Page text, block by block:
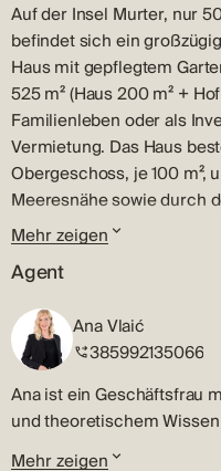
Auf der Insel Murter, nur
befindet sich ein
Haus mit gepflegtem
525 m² (Haus 200 m² +
Familienleben oder als
Vermietung. Das Haus
Obergeschoss, je 100 m²,
Meeresnähe sowie durch
Meerblick von der oberen
sich ein Flur, der zu drei
Badezimmer, einem
geräumigen Küche mit
Der Wohnbereich öffnet
dem aus man auf eine
perfekter Ort zur
Sommertagen. Im
Apartments mit jeweils 50
Ess- und Wohnzimmer,
Mehr zeigen
Agent
Ana Vlaić
385992135066
Ana ist ein Geschäftsfrau
und theoretischem
Gesellschaft in Sibenik.
Mehr zeigen